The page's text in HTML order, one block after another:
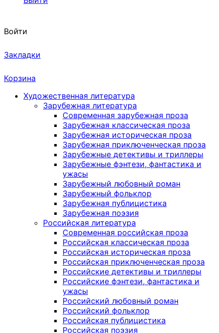
Войти
Закладки
Корзина
Художественная литература
Зарубежная литература
Современная зарубежная проза
Зарубежная классическая проза
Зарубежная историческая проза
Зарубежная приключенческая проза
Зарубежные детективы и триллеры
Зарубежные фэнтези, фантастика и
ужасы
Зарубежный любовный роман
Зарубежный фольклор
Зарубежная публицистика
Зарубежная поэзия
Российская литература
Современная российская проза
Российская классическая проза
Российская историческая проза
Российская приключенческая проза
Российские детективы и триллеры
Российские фэнтези, фантастика и
ужасы
Российский любовный роман
Российский фольклор
Российская публицистика
Российская поэзия